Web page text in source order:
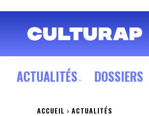
ACTUALITÉS DOSSIERS
ACCUEIL ACTUALITÉS